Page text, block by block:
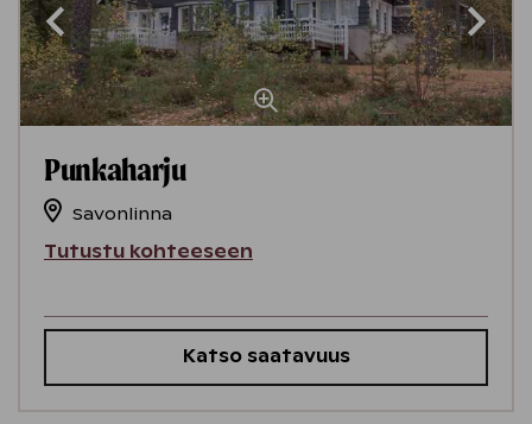
Punkaharju
Savonlinna
Tutustu kohteeseen
Katso saatavuus